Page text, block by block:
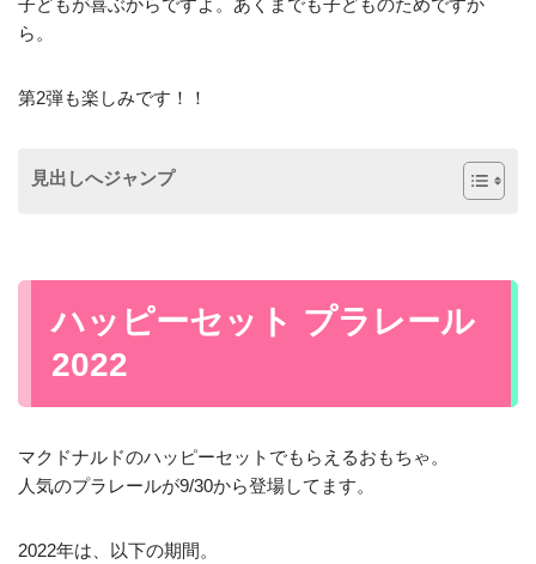
子どもが喜ぶからですよ。あくまでも子どものためですか
ら。
第2弾も楽しみです！！
見出しへジャンプ
ハッピーセット プラレール
2022
マクドナルドのハッピーセットでもらえるおもちゃ。
人気のプラレールが9/30から登場してます。
2022年は、以下の期間。